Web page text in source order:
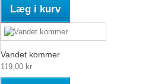
Læg i kurv
Vandet kommer
119,00 kr